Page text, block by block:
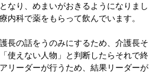
なり、めまいがおきるようになりまし
内科で薬をもらって飲んでいます。
長の話をうのみにするため、介護長そ
使えない人物」と判断したらそれで終
リーダーが行うため、結果リーダーが